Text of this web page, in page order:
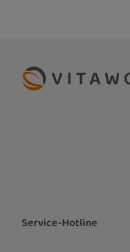
Service-Hotline